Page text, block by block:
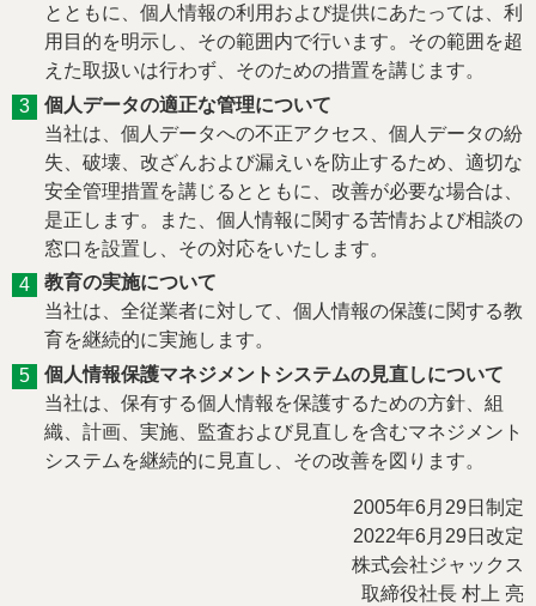
とともに、個人情報の利用および提供にあたっては、利
用目的を明示し、その範囲内で行います。その範囲を超
えた取扱いは行わず、そのための措置を講じます。
個人データの適正な管理について
当社は、個人データへの不正アクセス、個人データの紛
失、破壊、改ざんおよび漏えいを防止するため、適切な
安全管理措置を講じるとともに、改善が必要な場合は、
是正します。また、個人情報に関する苦情および相談の
窓口を設置し、その対応をいたします。
教育の実施について
当社は、全従業者に対して、個人情報の保護に関する教
育を継続的に実施します。
個人情報保護マネジメントシステムの見直しについて
当社は、保有する個人情報を保護するための方針、組
織、計画、実施、監査および見直しを含むマネジメント
システムを継続的に見直し、その改善を図ります。
2005年6月29日制定
2022年6月29日改定
株式会社ジャックス
取締役社長 村上 亮